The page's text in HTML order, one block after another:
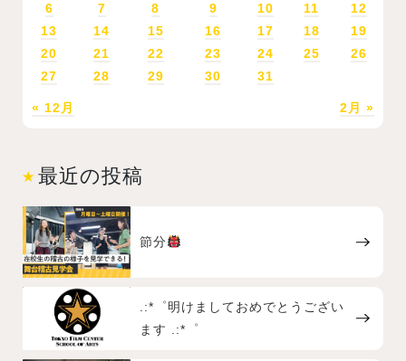
« 12月 2月 »
6
7 8 9 10 11
12
13
14 15 16 17 18
19
20
21 22 23 24 25
26
27
28 29 30 31
最近の投稿
節分
.:*゜明けましておめでとうござい
ます .:*゜